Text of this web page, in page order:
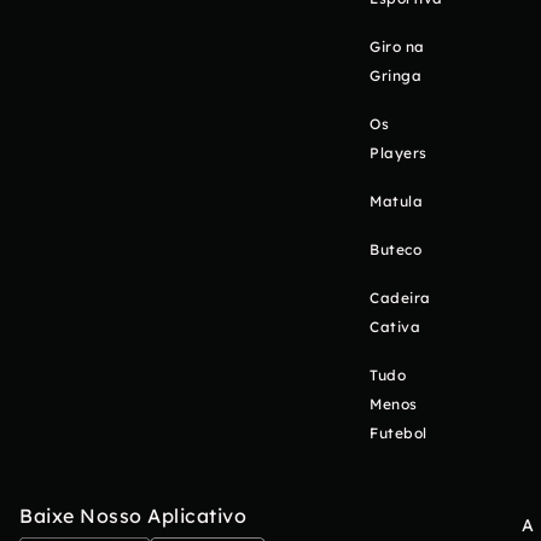
Giro na
Gringa
Os
Players
Matula
Buteco
Cadeira
Cativa
Tudo
Menos
Futebol
Baixe Nosso Aplicativo
A